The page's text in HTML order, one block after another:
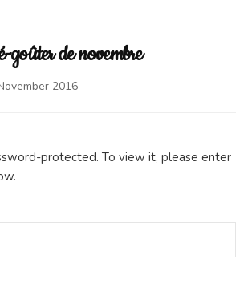
goûter de novembre
2016
protected. To view it, please enter